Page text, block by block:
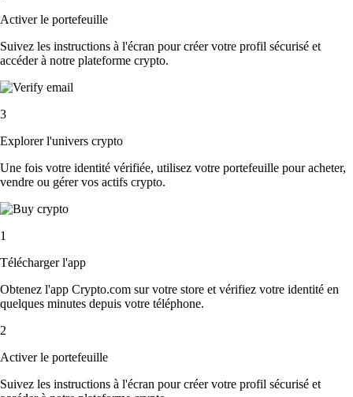
Activer le portefeuille
Suivez les instructions à l'écran pour créer votre profil sécurisé et
accéder à notre plateforme crypto.
3
Explorer l'univers crypto
Une fois votre identité vérifiée, utilisez votre portefeuille pour acheter,
vendre ou gérer vos actifs crypto.
1
Télécharger l'app
Obtenez l'app Crypto.com sur votre store et vérifiez votre identité en
quelques minutes depuis votre téléphone.
2
Activer le portefeuille
Suivez les instructions à l'écran pour créer votre profil sécurisé et